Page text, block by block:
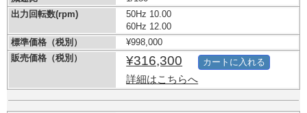
出力回転数(rpm)
50Hz 10.00
60Hz 12.00
標準価格（税別）
¥998,000
販売価格（税別）
¥316,300
詳細はこちらへ
カートに入れる